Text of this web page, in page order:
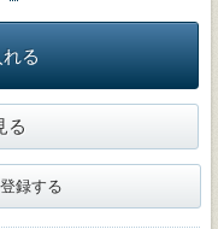
る
る
録する